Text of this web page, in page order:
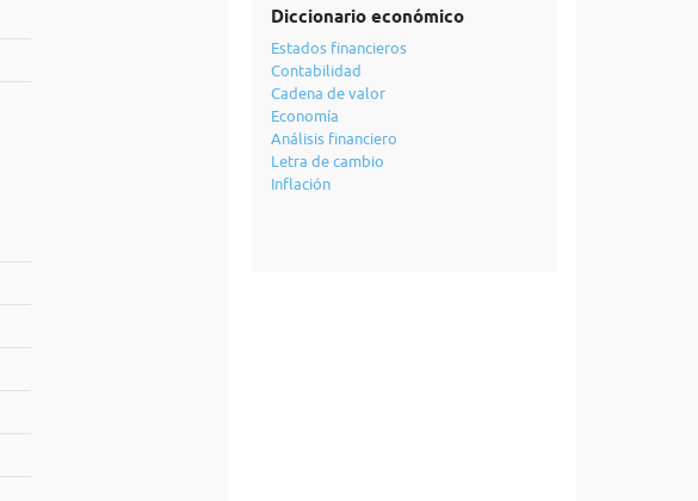
Diccionario económico
Estados financieros
Contabilidad
Cadena de valor
Economía
Análisis financiero
Letra de cambio
Inflación